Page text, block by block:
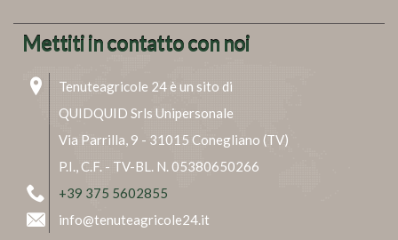
Mettiti in contatto con noi
Tenuteagricole 24 è un sito di
QUIDQUID Srls Unipersonale
Via Parrilla, 9 - 31015 Conegliano (TV)
P.I., C.F. - TV-BL. N. 05380650266
+39 375 5602855
info@tenuteagricole24.it